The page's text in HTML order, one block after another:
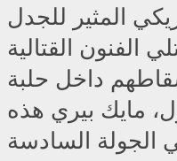
المثير للجدل
الفنون القتالية
داخل حلبة
مايك بيري هذه